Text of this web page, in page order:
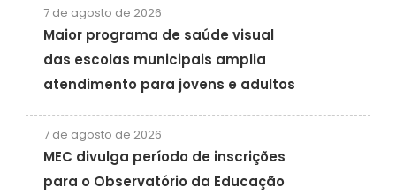
7 de agosto de 2026
Maior programa de saúde visual
das escolas municipais amplia
atendimento para jovens e adultos
7 de agosto de 2026
MEC divulga período de inscrições
para o Observatório da Educação